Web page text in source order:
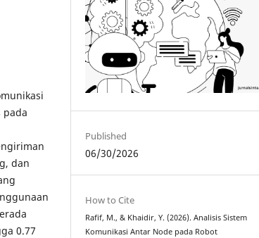
pada
dan
0.77
Published
06/30/2026
How to Cite
Rafif, M., & Khaidir, Y. (2026). Analisis Sistem
Komunikasi Antar Node pada Robot